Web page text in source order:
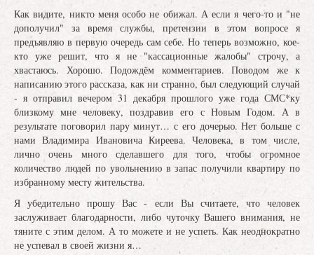
Как видите, никто меня особо не обижал. А если я чего-то и "не
дополучил" за время службы, претензии в этом вопросе я
предъявляю в первую очередь сам себе. Но теперь возможно, кое-
кто уже решит, что я не "кассационные жалобы" строчу, а
хвастаюсь. Хорошо. Подождём комментариев. Поводом же к
написанию этого рассказа, как ни странно, был следующий случай
- я отправил вечером 31 декабря прошлого уже года СМС*ку
близкому мне человеку, поздравив его с Новым Годом. А в
результате поговорил пару минут… с его дочерью. Нет больше с
нами Владимира Ивановича Киреева. Человека, в том числе,
лично очень много сделавшего для того, чтобы огромное
количество людей по увольнению в запас получили квартиру по
избранному месту жительства.
Я убедительно прошу Вас - если Вы считаете, что человек
заслуживает благодарности, либо чуточку Вашего внимания, не
тяните с этим делом. А то можете и не успеть. Как неоднократно
не успевал в своей жизни я…